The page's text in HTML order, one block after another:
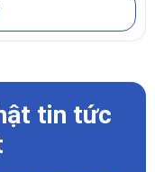
thế nào?
hợp nhất?
717
khách, ngân sách và
tin tức